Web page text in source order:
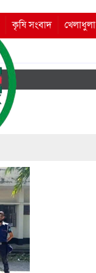
কৃষি সংবাদ খেলাধুলা